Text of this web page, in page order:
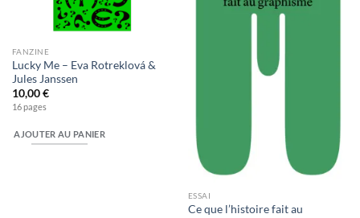
FANZINE
Lucky Me – Eva Rotreklová &
Jules Janssen
10,00€
16 pages
AJOUTER AU PANIER
ESSAI
Ce que l’histoire fait au